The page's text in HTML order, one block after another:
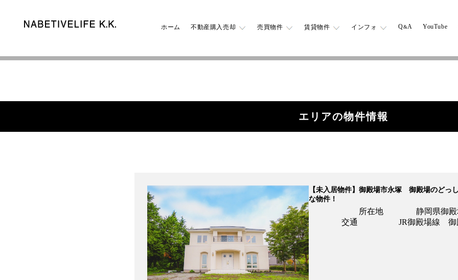
ホーム 不動産購入売却 売買物件 賃貸物件 インフォ Q&A YouTube
エリアの物件情報
【未入居物件】御殿場市永塚 御殿場のどっ
な物件！
所在地 静岡県御殿
交通 JR御殿場線 御殿